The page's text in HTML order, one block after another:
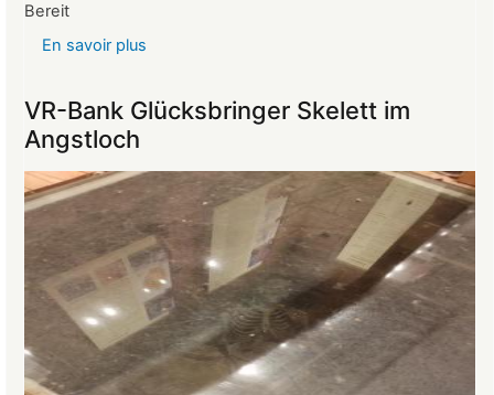
Bereit
En savoir plus
ins
Mittelalter
die
Teilnehmer:innen
VR-Bank Glücksbringer Skelett im
Angstloch